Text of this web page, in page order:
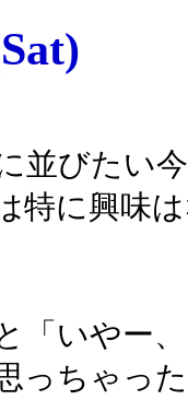
並びたい
特に興味
「いやー
っちゃっ